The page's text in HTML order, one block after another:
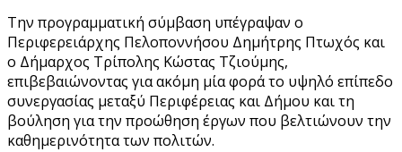
Την προγραμματική σύμβαση υπέγραψαν ο
Περιφερειάρχης Πελοποννήσου Δημήτρης Πτωχός και
ο Δήμαρχος Τρίπολης Κώστας Τζιούμης,
επιβεβαιώνοντας για ακόμη μία φορά το υψηλό επίπεδο
συνεργασίας μεταξύ Περιφέρειας και Δήμου και τη
βούληση για την προώθηση έργων που βελτιώνουν την
καθημερινότητα των πολιτών.